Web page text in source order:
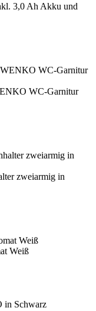
3,0 Ah Akku und
WC-Garnitur
zweiarmig in
Weiß